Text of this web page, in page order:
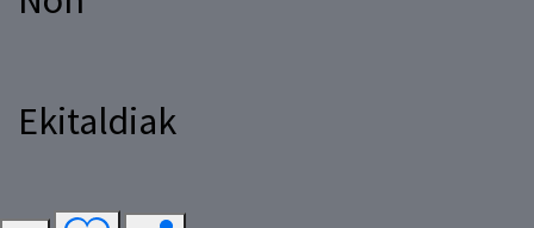
Ekitaldiak